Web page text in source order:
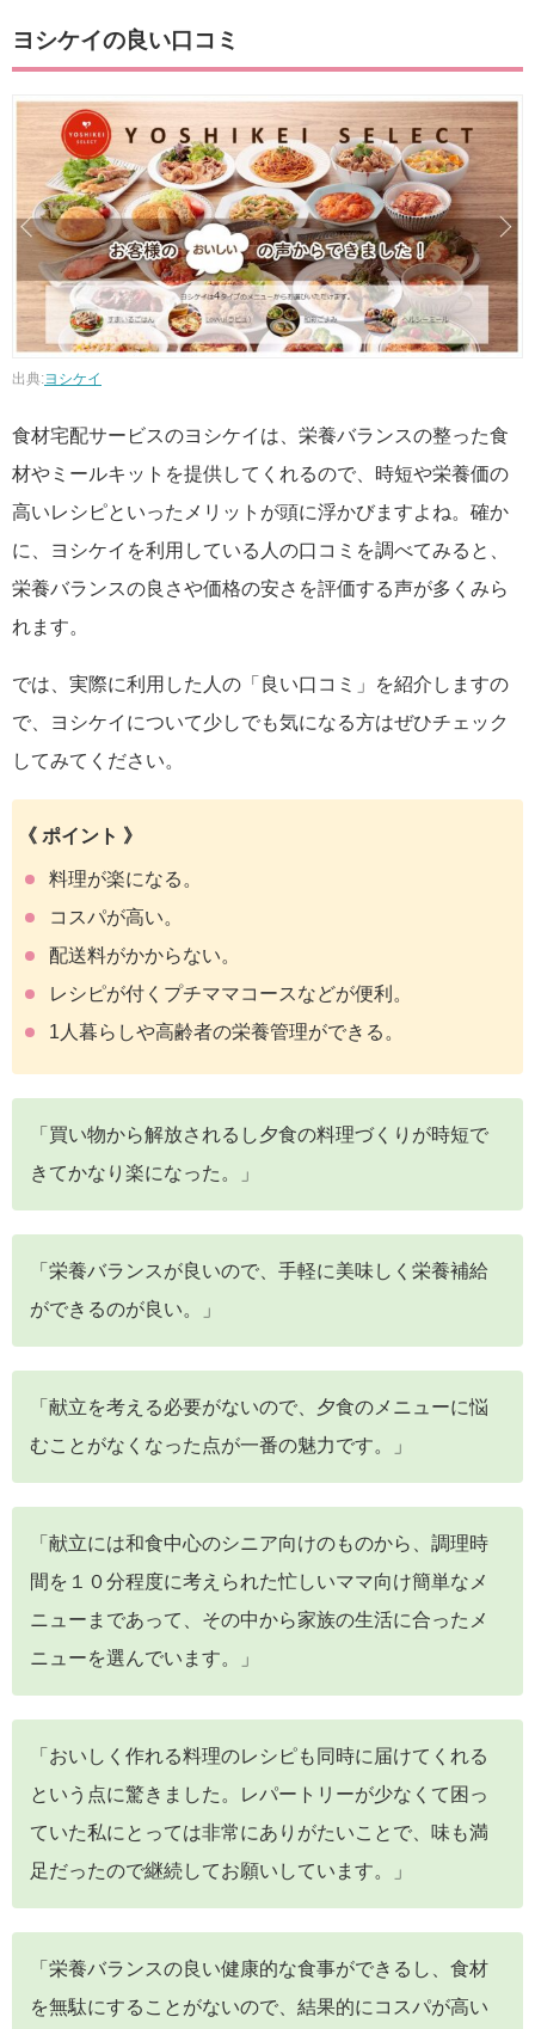
ヨシケイの良い口コミ
出典:ヨシケイ
食材宅配サービスのヨシケイは、栄養バランスの整った食
材やミールキットを提供してくれるので、時短や栄養価の
高いレシピといったメリットが頭に浮かびますよね。確か
に、ヨシケイを利用している人の口コミを調べてみると、
栄養バランスの良さや価格の安さを評価する声が多くみら
れます。
では、実際に利用した人の「良い口コミ」を紹介しますの
で、ヨシケイについて少しでも気になる方はぜひチェック
してみてください。
《 ポイント 》
料理が楽になる。
コスパが高い。
配送料がかからない。
レシピが付くプチママコースなどが便利。
1人暮らしや高齢者の栄養管理ができる。
「買い物から解放されるし夕食の料理づくりが時短で
きてかなり楽になった。」
「栄養バランスが良いので、手軽に美味しく栄養補給
ができるのが良い。」
「献立を考える必要がないので、夕食のメニューに悩
むことがなくなった点が一番の魅力です。」
「献立には和食中心のシニア向けのものから、調理時
間を１０分程度に考えられた忙しいママ向け簡単なメ
ニューまであって、その中から家族の生活に合ったメ
ニューを選んでいます。」
「おいしく作れる料理のレシピも同時に届けてくれる
という点に驚きました。レパートリーが少なくて困っ
ていた私にとっては非常にありがたいことで、味も満
足だったので継続してお願いしています。」
「栄養バランスの良い健康的な食事ができるし、食材
を無駄にすることがないので、結果的にコスパが高い